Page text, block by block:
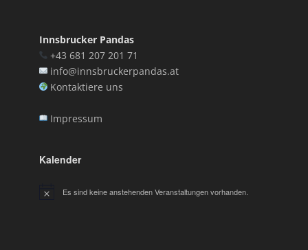
Innsbrucker Pandas
+43 681 207 201 71
info@innsbruckerpandas.at
Kontaktiere uns
Impressum
Kalender
HinweisEs sind keine anstehenden Veranstaltungen vorhanden.